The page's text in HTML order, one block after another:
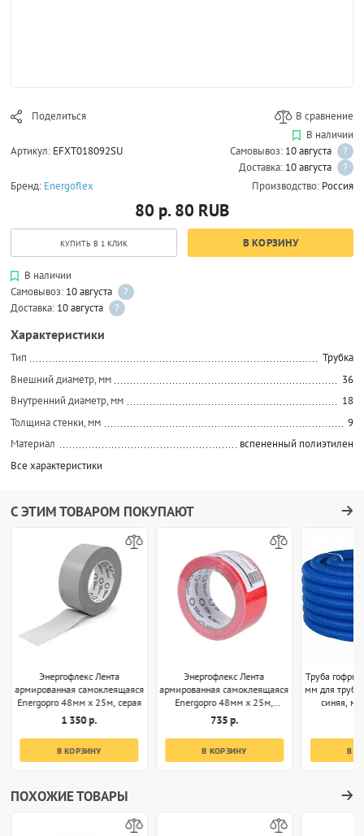
Поделиться В сравнение
Артикул: EFXT018092SU
В наличии
Самовывоз: 10 августа
?
Доставка: 10 августа
?
Бренд: Energoflex Производство: Россия
80 р. 80 RUB
КУПИТЬ В 1 КЛИК В КОРЗИНУ
В наличии
Самовывоз: 10 августа
?
Доставка: 10 августа ?
Характеристики
Тип
Трубка
Внешний диаметр, мм
36
Внутренний диаметр, мм
18
Толщина стенки, мм
9
Материал
вспененный полиэтилен
Все характеристики
С ЭТИМ ТОВАРОМ ПОКУПАЮТ
Энергофлекс Лента
армированная самоклеящаяся
Energopro 48мм х 25м, серая
1 350 р.
В КОРЗИНУ
Энергофлекс Лента
армированная самоклеящаяся
Energopro 48мм х 25м,
красная
735 р.
В КОРЗИНУ
Труба
мм для труб
синяя, м
В
ПОХОЖИЕ ТОВАРЫ